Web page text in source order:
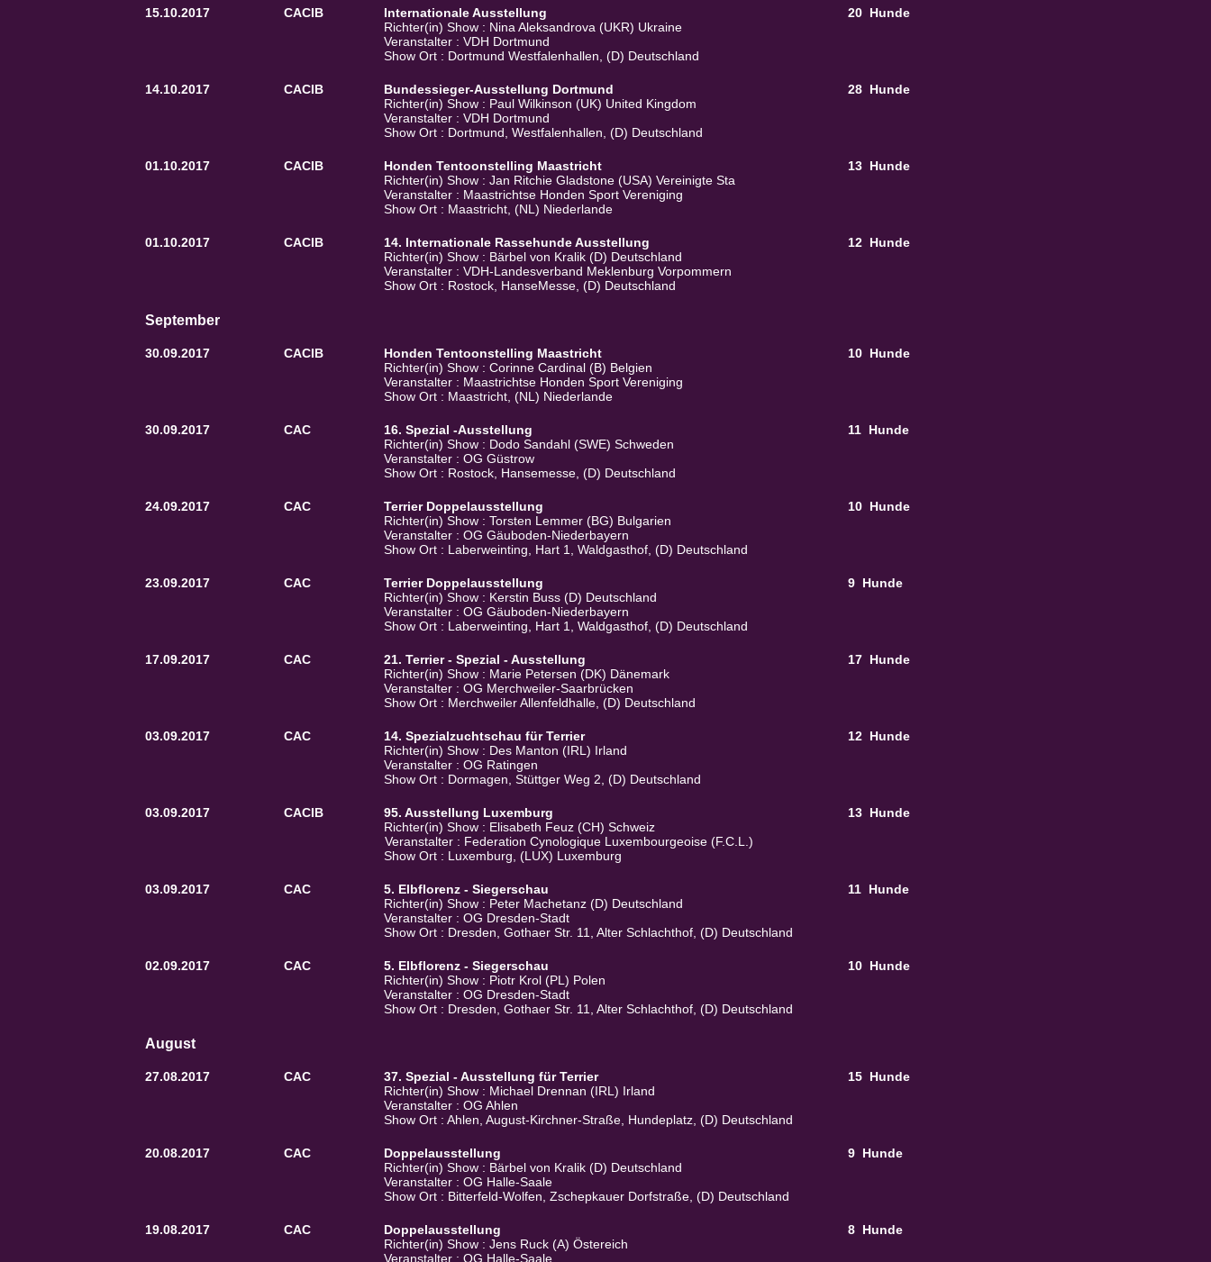
15.10.2017 CACIB Internationale Ausstellung
Richter(in) Show : Nina Aleksandrova (UKR) Ukraine
Veranstalter : VDH Dortmund
Show Ort : Dortmund Westfalenhallen, (D) Deutschland
20 Hunde
14.10.2017 CACIB Bundessieger-Ausstellung Dortmund
Richter(in) Show : Paul Wilkinson (UK) United Kingdom
Veranstalter : VDH Dortmund
Show Ort : Dortmund, Westfalenhallen, (D) Deutschland
28 Hunde
01.10.2017 CACIB Honden Tentoonstelling Maastricht
Richter(in) Show : Jan Ritchie Gladstone (USA) Vereinigte Sta
Veranstalter : Maastrichtse Honden Sport Vereniging
Show Ort : Maastricht, (NL) Niederlande
13 Hunde
01.10.2017 CACIB 14. Internationale Rassehunde Ausstellung
Richter(in) Show : Bärbel von Kralik (D) Deutschland
Veranstalter : VDH-Landesverband Meklenburg Vorpommern
Show Ort : Rostock, HanseMesse, (D) Deutschland
12 Hunde
September
30.09.2017 CACIB Honden Tentoonstelling Maastricht
Richter(in) Show : Corinne Cardinal (B) Belgien
Veranstalter : Maastrichtse Honden Sport Vereniging
Show Ort : Maastricht, (NL) Niederlande
10 Hunde
30.09.2017 CAC 16. Spezial -Ausstellung
Richter(in) Show : Dodo Sandahl (SWE) Schweden
Veranstalter : OG Güstrow
Show Ort : Rostock, Hansemesse, (D) Deutschland
11 Hunde
24.09.2017 CAC Terrier Doppelausstellung
Richter(in) Show : Torsten Lemmer (BG) Bulgarien
Veranstalter : OG Gäuboden-Niederbayern
Show Ort : Laberweinting, Hart 1, Waldgasthof, (D) Deutschland
10 Hunde
23.09.2017 CAC Terrier Doppelausstellung
Richter(in) Show : Kerstin Buss (D) Deutschland
Veranstalter : OG Gäuboden-Niederbayern
Show Ort : Laberweinting, Hart 1, Waldgasthof, (D) Deutschland
9 Hunde
17.09.2017 CAC 21. Terrier - Spezial - Ausstellung
Richter(in) Show : Marie Petersen (DK) Dänemark
Veranstalter : OG Merchweiler-Saarbrücken
Show Ort : Merchweiler Allenfeldhalle, (D) Deutschland
17 Hunde
03.09.2017 CAC 14. Spezialzuchtschau für Terrier
Richter(in) Show : Des Manton (IRL) Irland
Veranstalter : OG Ratingen
Show Ort : Dormagen, Stüttger Weg 2, (D) Deutschland
12 Hunde
03.09.2017 CACIB 95. Ausstellung Luxemburg
Richter(in) Show : Elisabeth Feuz (CH) Schweiz
Veranstalter : Federation Cynologique Luxembourgeoise (F.C.L.)
Show Ort : Luxemburg, (LUX) Luxemburg
13 Hunde
03.09.2017 CAC 5. Elbflorenz - Siegerschau
Richter(in) Show : Peter Machetanz (D) Deutschland
Veranstalter : OG Dresden-Stadt
Show Ort : Dresden, Gothaer Str. 11, Alter Schlachthof, (D) Deutschland
11 Hunde
02.09.2017 CAC 5. Elbflorenz - Siegerschau
Richter(in) Show : Piotr Krol (PL) Polen
Veranstalter : OG Dresden-Stadt
Show Ort : Dresden, Gothaer Str. 11, Alter Schlachthof, (D) Deutschland
10 Hunde
August
27.08.2017 CAC 37. Spezial - Ausstellung für Terrier
Richter(in) Show : Michael Drennan (IRL) Irland
Veranstalter : OG Ahlen
Show Ort : Ahlen, August-Kirchner-Straße, Hundeplatz, (D) Deutschland
15 Hunde
20.08.2017 CAC Doppelausstellung
Richter(in) Show : Bärbel von Kralik (D) Deutschland
Veranstalter : OG Halle-Saale
Show Ort : Bitterfeld-Wolfen, Zschepkauer Dorfstraße, (D) Deutschland
9 Hunde
19.08.2017 CAC Doppelausstellung
Richter(in) Show : Jens Ruck (A) Östereich
Veranstalter : OG Halle-Saale
8 Hunde